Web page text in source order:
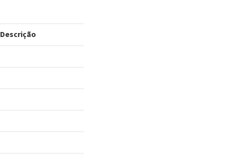
Descrição